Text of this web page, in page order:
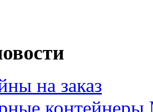
на заказ
контейнеры